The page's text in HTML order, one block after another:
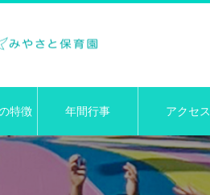
特徴 年間行事 アクセス